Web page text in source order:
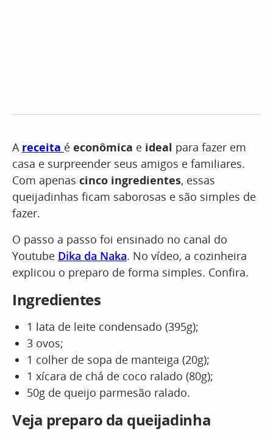
A receita é econômica e ideal para fazer em
casa e surpreender seus amigos e familiares.
Com apenas cinco ingredientes, essas
queijadinhas ficam saborosas e são simples de
fazer.
O passo a passo foi ensinado no canal do
Youtube Dika da Naka. No vídeo, a cozinheira
explicou o preparo de forma simples. Confira.
Ingredientes
1 lata de leite condensado (395g);
3 ovos;
1 colher de sopa de manteiga (20g);
1 xícara de chá de coco ralado (80g);
50g de queijo parmesão ralado.
Veja preparo da queijadinha